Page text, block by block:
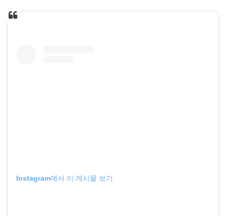
Instagram에서 이 게시물 보기